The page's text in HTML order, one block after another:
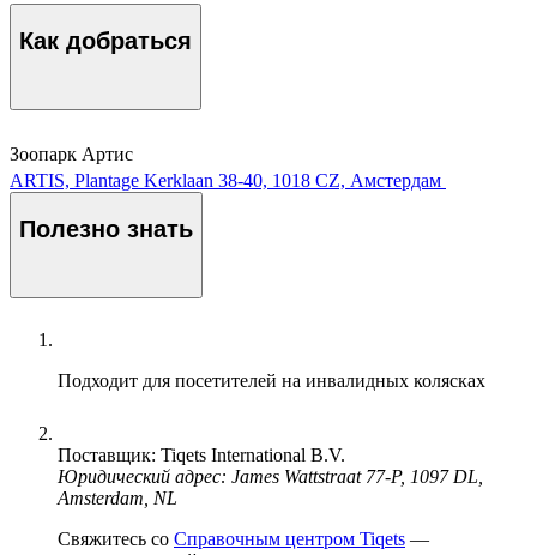
Как добраться
Зоопарк Артис
ARTIS, Plantage Kerklaan 38-40, 1018 CZ, Амстердам
Полезно знать
Подходит для посетителей на инвалидных колясках
Поставщик: Tiqets International B.V.
Юридический адрес: James Wattstraat 77-P, 1097 DL,
Amsterdam, NL
Свяжитесь со Справочным центром Tiqets —